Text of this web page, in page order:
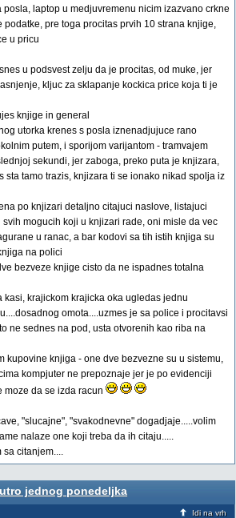
laptop u medjuvremenu nicim izazvano crkne
podatke, pre toga procitas prvih 10 strana knjige,
u pricu
u podsvest zelju da je procitas, od muke, jer
kljuc za sklapanje kockica price koja ti je
knjige in general
utorka krenes s posla iznenadjujuce rano
putem, i sporijom varijantom - tramvajem
sekundi, jer zaboga, preko puta je knjizara,
sta tamo trazis, knjizara ti se ionako nikad spolja iz
po knjizari detaljno citajuci naslove, listajuci
mogucih koji u knjizari rade, oni misle da vec
u ranac, a bar kodovi sa tih istih knjiga su
na polici
bezveze knjige cisto da ne ispadnes totalna
kasi, krajickom krajicka oka ugledas jednu
omota....uzmes je sa police i procitavsi
ne sednes na pod, usta otvorenih kao riba na
kupovine knjiga - one dve bezvezne su u sistemu,
kompjuter ne prepoznaje jer je po evidenciji
moze da se izda racun
"slucajne", "svakodnevne" dogadjaje.....volim
nalaze one koji treba da ih citaju.....
sa citanjem....
jednog ponedeljka
Idi na vrh